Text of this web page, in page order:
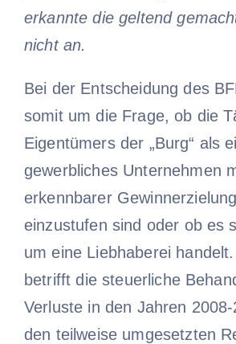
erkannte die geltend
nicht an.
Bei der Entscheidung des
somit um die Frage, ob die
Eigentümers der „Burg“ als
gewerbliches Unternehmen
erkennbarer
einzustufen sind oder ob es
um eine Liebhaberei
betrifft die steuerliche
Verluste in den Jahren
den teilweise umgesetzten